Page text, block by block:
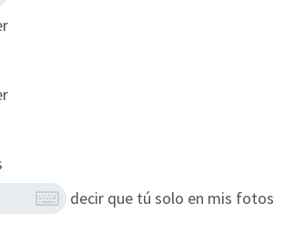
decir que tú solo en mis fotos